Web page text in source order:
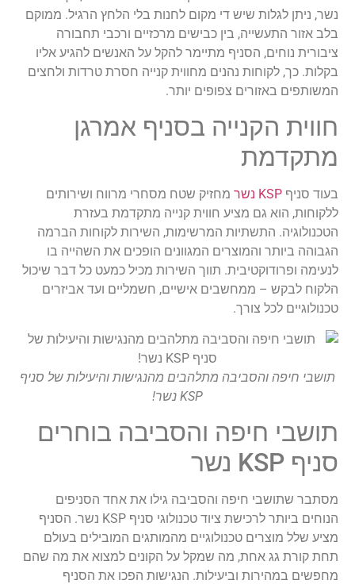
נשר, ניתן לגלות שיש די מקום לחנות בלי הלחץ הרגיל. ממוקם
בלב אזור התעשייה, בין כבישים מרכזיים ורכבי תחבורה
ציבורית נוחים, הסניף מתיימר להקל על האנשים להגיע אליו
בקלות. כך, לקוחות נהנים מחווית קנייה חסרת טרדות ולחצים
המשותפים באזורים צפופים יותר.
חווית הקנייה בסניף אמרגן
מתקדמת
בעוד סניף KSP נשר
מחזיק שטח מסחרי מרווח ושירותים
ללקוחות, הוא גם מציע חווית קנייה מתקדמת בעזרת
הטכנולוגיה. התשתיות המרשימות, השירות לקוחות הברמה
הגבוהה ביותר והמוצרים המגוונים הופכים את השהייה בו
לנעימה ופרודוקטיבית. תווך השירות מכיל כמעט כל דבר שיכול
הלקוח לבקש – ממחשבים אישיים, חשמליים ועד אביזרים
טכנולוגיים לכל צורך.
תושבי חיפה והסביבה מתלהבים מהנגישות והיעילות של סניף
KSP נשר!
תושבי חיפה והסביבה בוחרים
סניף KSP נשר
מסתבר שתושבי חיפה והסביבה גילו את אחד הסניפים
הנוחים ביותר לרכישת ציוד טכנולוגי סניף KSP נשר. הסניף
מציע שלל מוצרים טכנולוגיים מהמותגים המובילים בעולם
תחת קורת גג אחת, מה שמקל על הקונים למצוא את מה שהם
מחפשים במהירות וביעילות. הנגישות הפכו את הסניף